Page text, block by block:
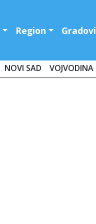
Region Gradovi
NOVI SAD VOJVODINA